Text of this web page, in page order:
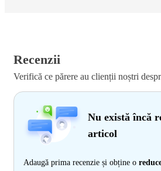
Recenzii
Verifică ce părere au clienții noștri
Nu există încă
articol
Adaugă prima recenzie și obține o